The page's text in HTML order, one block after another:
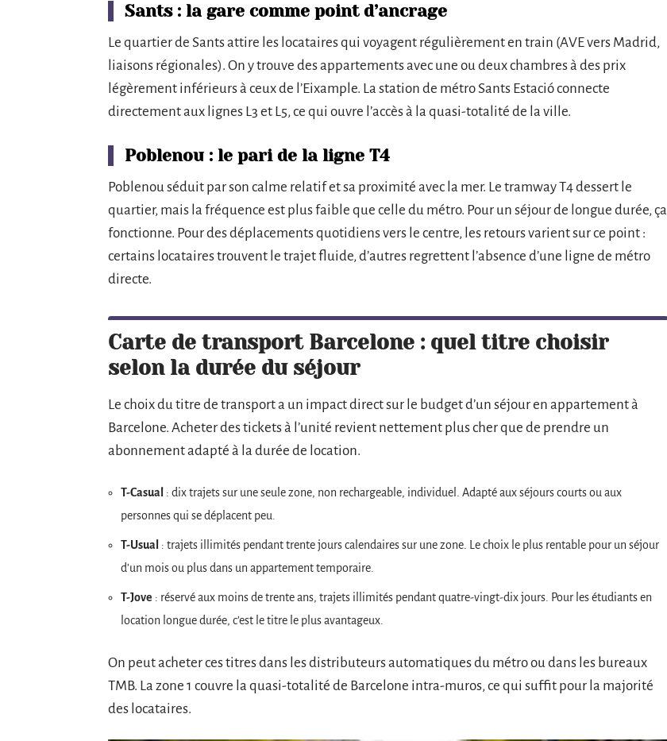
Sants : la gare comme point d’ancrage
Le quartier de Sants attire les locataires qui voyagent régulièrement en train (AVE vers Madrid,
liaisons régionales). On y trouve des appartements avec une ou deux chambres à des prix
légèrement inférieurs à ceux de l’Eixample. La station de métro Sants Estació connecte
directement aux lignes L3 et L5, ce qui ouvre l’accès à la quasi-totalité de la ville.
Poblenou : le pari de la ligne T4
Poblenou séduit par son calme relatif et sa proximité avec la mer. Le tramway T4 dessert le
quartier, mais la fréquence est plus faible que celle du métro. Pour un séjour de longue durée, ça
fonctionne. Pour des déplacements quotidiens vers le centre, les retours varient sur ce point :
certains locataires trouvent le trajet fluide, d’autres regrettent l’absence d’une ligne de métro
directe.
Carte de transport Barcelone : quel titre choisir
selon la durée du séjour
Le choix du titre de transport a un impact direct sur le budget d’un séjour en appartement à
Barcelone. Acheter des tickets à l’unité revient nettement plus cher que de prendre un
abonnement adapté à la durée de location.
T-Casual : dix trajets sur une seule zone, non rechargeable, individuel. Adapté aux séjours courts ou aux
personnes qui se déplacent peu.
T-Usual : trajets illimités pendant trente jours calendaires sur une zone. Le choix le plus rentable pour un séjour
d’un mois ou plus dans un appartement temporaire.
T-Jove : réservé aux moins de trente ans, trajets illimités pendant quatre-vingt-dix jours. Pour les étudiants en
location longue durée, c’est le titre le plus avantageux.
On peut acheter ces titres dans les distributeurs automatiques du métro ou dans les bureaux
TMB. La zone 1 couvre la quasi-totalité de Barcelone intra-muros, ce qui suffit pour la majorité
des locataires.